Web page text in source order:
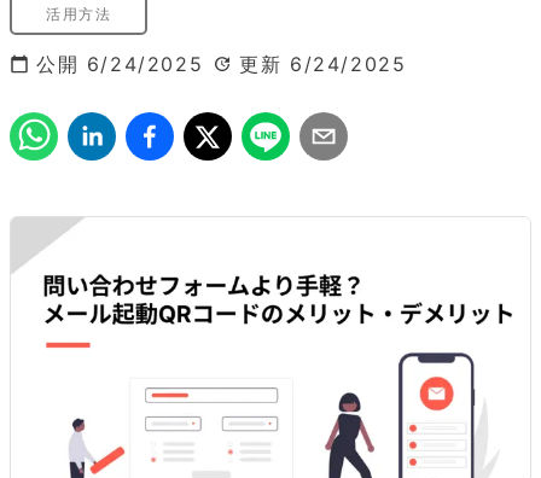
活用方法
公開 6/24/2025 更新 6/24/2025